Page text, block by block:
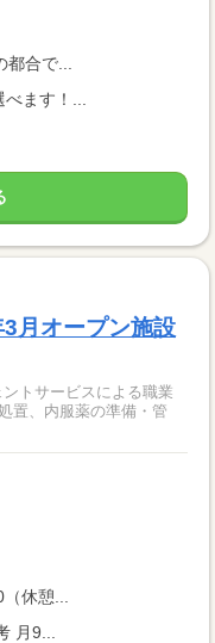
合で...
ます！...
3月オープン施設
トサービスによる職業
置、内服薬の準備・管
休憩...
月9...